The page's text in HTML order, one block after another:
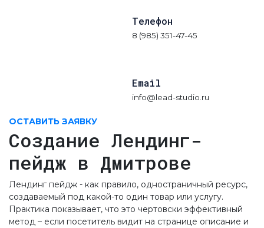
Телефон
8 (985) 351-47-45
Email
info@lead-studio.ru
ОСТАВИТЬ ЗАЯВКУ
Создание Лендинг-
пейдж в Дмитрове
Лендинг пейдж - как правило, одностраничный ресурс,
создаваемый под какой-то один товар или услугу.
Практика показывает, что это чертовски эффективный
метод – если посетитель видит на странице описание и